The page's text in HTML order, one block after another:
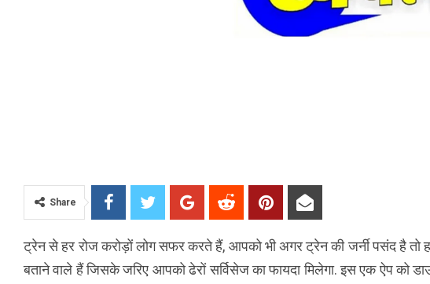
Share
ट्रेन से हर रोज करोड़ों लोग सफर करते हैं, आपको भी अगर ट्रेन की जर्नी पसंद है
बताने वाले हैं जिसके जरिए आपको ढेरों सर्विसेज का फायदा मिलेगा. इस एक ऐप